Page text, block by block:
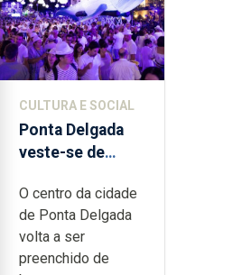
CULTURA E SOCIAL
Ponta Delgada
veste-se de
O centro da cidade
de Ponta Delgada
volta a ser
preenchido de